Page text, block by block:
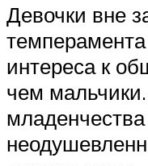
Девочки вне
интереса к
чем